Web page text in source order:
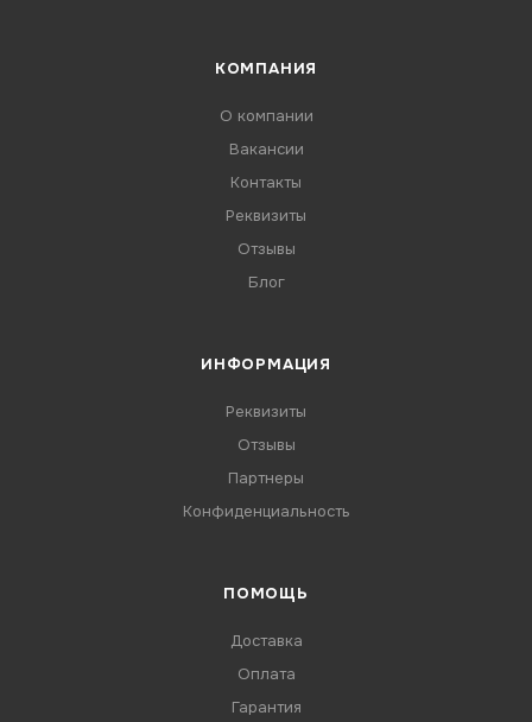
КОМПАНИЯ
О компании
Вакансии
Контакты
Реквизиты
Отзывы
Блог
ИНФОРМАЦИЯ
Реквизиты
Отзывы
Партнеры
Конфиденциальность
ПОМОЩЬ
Доставка
Оплата
Гарантия